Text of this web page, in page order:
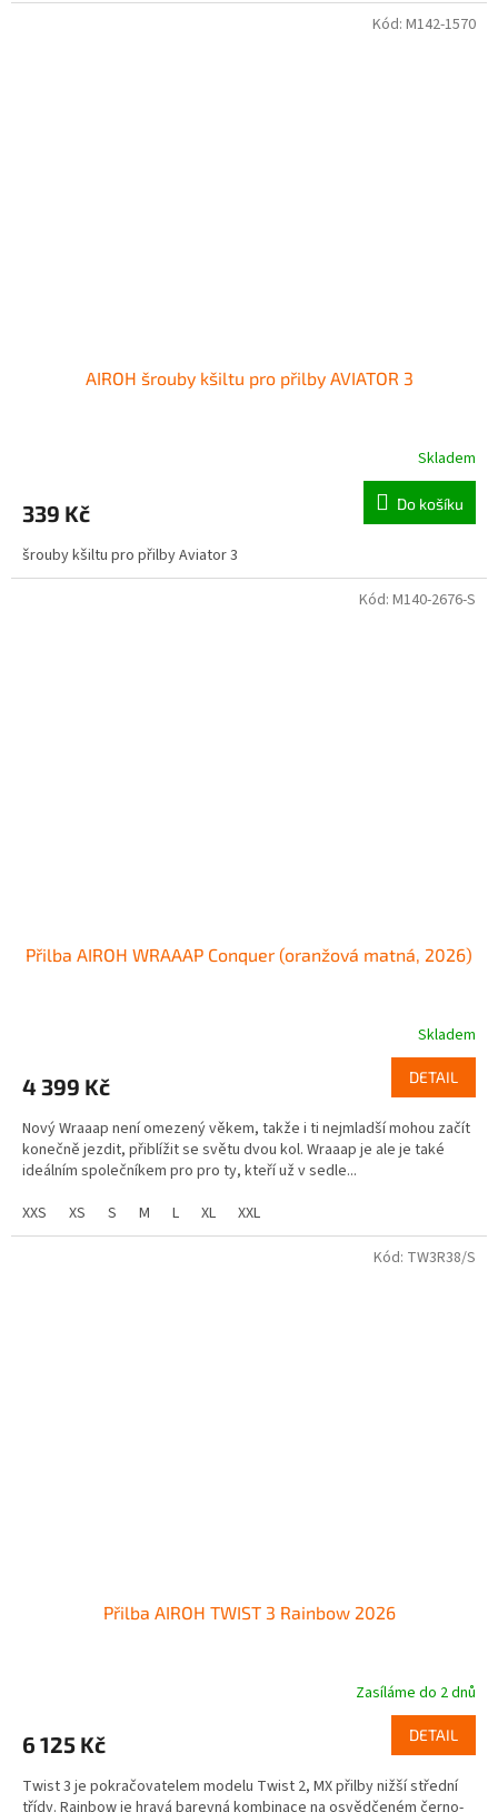
AIROH šrouby kšiltu pro přilby AVIATOR 3
Skladem
339 Kč Do košíku
šrouby kšiltu pro přilby Aviator 3
Kód: M142-1570
Přilba AIROH WRAAAP Conquer (oranžová matná, 2026)
Skladem
4 399 Kč DETAIL
Nový Wraaap není omezený věkem, takže i ti nejmladší mohou začít
konečně jezdit, přiblížit se světu dvou kol. Wraaap je ale je také
ideálním společníkem pro pro ty, kteří už v sedle...
XXS
XS S M L XL XXL
Kód: M140-2676-S
Přilba AIROH TWIST 3 Rainbow 2026
Zasíláme do 2 dnů
6 125 Kč DETAIL
Twist 3 je pokračovatelem modelu Twist 2, MX přilby nižší střední
třídy. Rainbow je hravá barevná kombinace na osvědčeném černo-
Kód: TW3R38/S